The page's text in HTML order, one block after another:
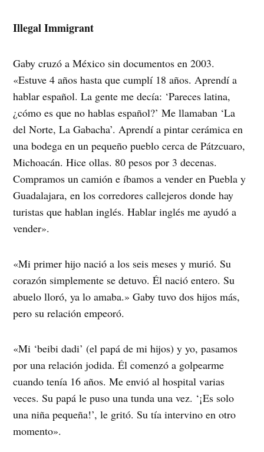
Illegal Immigrant
Gaby cruzó a México sin documentos en 2003.
«Estuve 4 años hasta que cumplí 18 años. Aprendí a
hablar español. La gente me decía: ‘Pareces latina,
¿cómo es que no hablas español?’ Me llamaban ‘La
del Norte, La Gabacha’. Aprendí a pintar cerámica en
una bodega en un pequeño pueblo cerca de Pátzcuaro,
Michoacán. Hice ollas. 80 pesos por 3 decenas.
Compramos un camión e íbamos a vender en Puebla y
Guadalajara, en los corredores callejeros donde hay
turistas que hablan inglés. Hablar inglés me ayudó a
vender».
«Mi primer hijo nació a los seis meses y murió. Su
corazón simplemente se detuvo. Él nació entero. Su
abuelo lloró, ya lo amaba.» Gaby tuvo dos hijos más,
pero su relación empeoró.
«Mi ‘beibi dadi’ (el papá de mi hijos) y yo, pasamos
por una relación jodida. Él comenzó a golpearme
cuando tenía 16 años. Me envió al hospital varias
veces. Su papá le puso una tunda una vez. ‘¡Es solo
una niña pequeña!’, le gritó. Su tía intervino en otro
momento».